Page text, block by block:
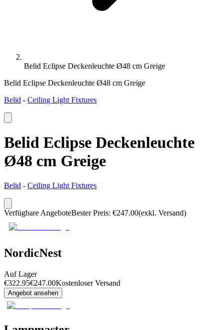
Belid Eclipse Deckenleuchte Ø48 cm Greige
Belid Eclipse Deckenleuchte Ø48 cm Greige
Belid - Ceiling Light Fixtures
Belid Eclipse Deckenleuchte
Ø48 cm Greige
Belid - Ceiling Light Fixtures
Verfügbare AngeboteBester Preis: €247.00(exkl. Versand)
NordicNest
Auf Lager
€322.95€247.00Kostenloser Versand
Angebot ansehen